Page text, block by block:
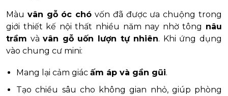
Màu vân gỗ óc chó vốn đã được ưa chuộng trong
giới thiết kế nội thất nhiều năm nay nhờ tông nâu
trầm vàvân gỗ uốn lượn tự nhiên. Khi ứng dụng
vào chung cư mini:
Mang lại cảm giác ấm áp và gần gũi.
Tạo chiều sâu cho không gian nhỏ, giúp phòng